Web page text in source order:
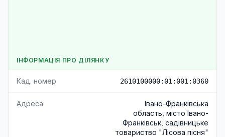
ІНФОРМАЦІЯ ПРО ДІЛЯНКУ
Кад. номер 2610100000:01:001:0360
Адреса
Івано-Франківська
область, місто Івано-
Франківськ, садівницьке
товариство "Лісова пісня"